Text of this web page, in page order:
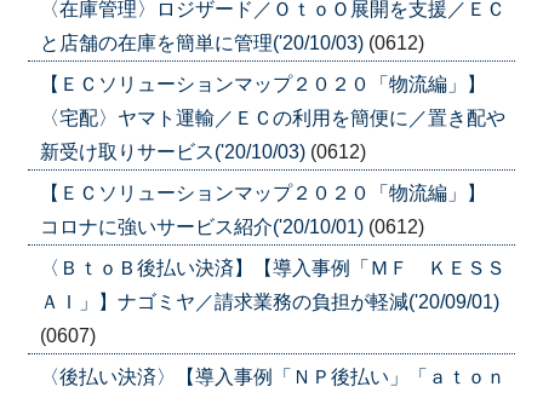
〈在庫管理〉ロジザード／ＯｔｏＯ展開を支援／ＥＣ
と店舗の在庫を簡単に管理('20/10/03) (0612)
【ＥＣソリューションマップ２０２０「物流編」】
〈宅配〉ヤマト運輸／ＥＣの利用を簡便に／置き配や
新受け取りサービス('20/10/03) (0612)
【ＥＣソリューションマップ２０２０「物流編」】
コロナに強いサービス紹介('20/10/01) (0612)
〈ＢｔｏＢ後払い決済】【導入事例「ＭＦ ＫＥＳＳ
ＡＩ」】ナゴミヤ／請求業務の負担が軽減('20/09/01)
(0607)
〈後払い決済〉【導入事例「ＮＰ後払い」「ａｔｏｎ